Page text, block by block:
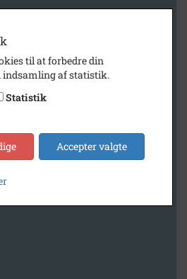
Arkiv
til at forbedre din
indsamling af statistik.
Statistik
Accepter valgte